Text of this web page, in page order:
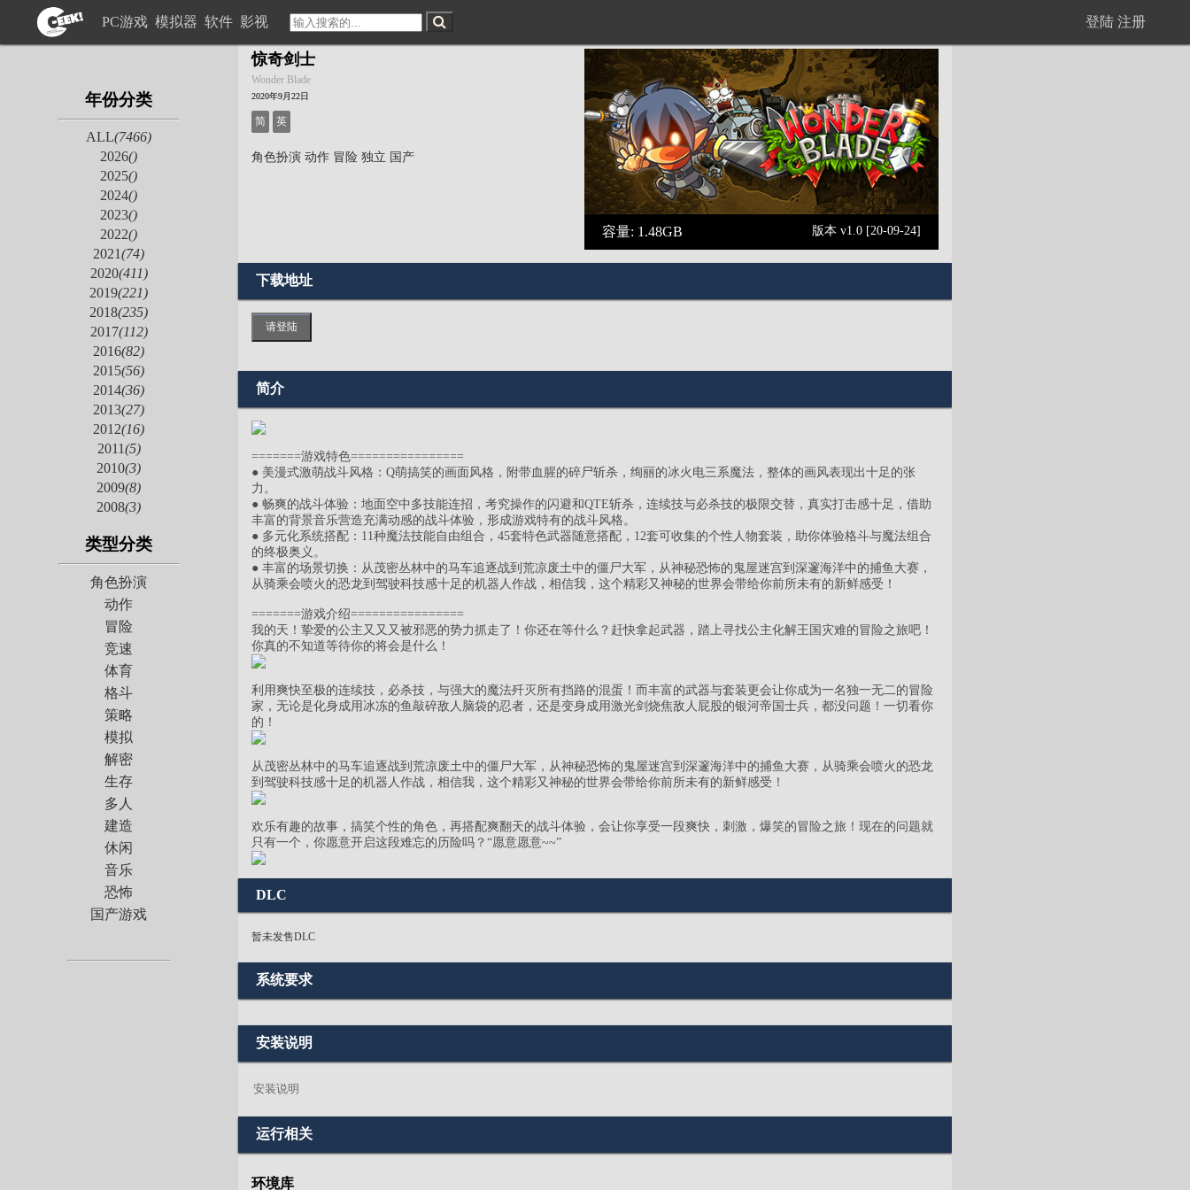
PC游戏 模拟器 软件 影视 登陆 注册
年份分类
ALL(7466)
2026()
2025()
2024()
2023()
2022()
2021(74)
2020(411)
2019(221)
2018(235)
2017(112)
2016(82)
2015(56)
2014(36)
2013(27)
2012(16)
2011(5)
2010(3)
2009(8)
2008(3)
类型分类
角色扮演
动作
冒险
竞速
体育
格斗
策略
模拟
解密
生存
多人
建造
休闲
音乐
恐怖
国产游戏
惊奇剑士
Wonder Blade
2020年9月22日
简 英
角色扮演 动作 冒险 独立 国产
容量: 1.48GB 版本 v1.0 [20-09-24]
下载地址
请登陆
简介
=======游戏特色================
● 美漫式激萌战斗风格：Q萌搞笑的画面风格，附带血腥的碎尸斩杀，绚丽的冰火电三系魔法，整体的画风表现出十足的张
力。
● 畅爽的战斗体验：地面空中多技能连招，考究操作的闪避和QTE斩杀，连续技与必杀技的极限交替，真实打击感十足，借助
丰富的背景音乐营造充满动感的战斗体验，形成游戏特有的战斗风格。
● 多元化系统搭配：11种魔法技能自由组合，45套特色武器随意搭配，12套可收集的个性人物套装，助你体验格斗与魔法组合
的终极奥义。
● 丰富的场景切换：从茂密丛林中的马车追逐战到荒凉废土中的僵尸大军，从神秘恐怖的鬼屋迷宫到深邃海洋中的捕鱼大赛，
从骑乘会喷火的恐龙到驾驶科技感十足的机器人作战，相信我，这个精彩又神秘的世界会带给你前所未有的新鲜感受！
=======游戏介绍================
我的天！挚爱的公主又又又被邪恶的势力抓走了！你还在等什么？赶快拿起武器，踏上寻找公主化解王国灾难的冒险之旅吧！
你真的不知道等待你的将会是什么！
利用爽快至极的连续技，必杀技，与强大的魔法歼灭所有挡路的混蛋！而丰富的武器与套装更会让你成为一名独一无二的冒险
家，无论是化身成用冰冻的鱼敲碎敌人脑袋的忍者，还是变身成用激光剑烧焦敌人屁股的银河帝国士兵，都没问题！一切看你
的！
从茂密丛林中的马车追逐战到荒凉废土中的僵尸大军，从神秘恐怖的鬼屋迷宫到深邃海洋中的捕鱼大赛，从骑乘会喷火的恐龙
到驾驶科技感十足的机器人作战，相信我，这个精彩又神秘的世界会带给你前所未有的新鲜感受！
欢乐有趣的故事，搞笑个性的角色，再搭配爽翻天的战斗体验，会让你享受一段爽快，刺激，爆笑的冒险之旅！现在的问题就
只有一个，你愿意开启这段难忘的历险吗？“愿意愿意~~”
DLC
暂未发售DLC
系统要求
安装说明
安装说明
运行相关
环境库